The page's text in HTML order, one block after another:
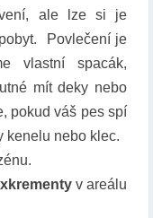
ale lze si je
Povlečení je
vlastní spacák,
mít deky nebo
pokud váš pes spí
kenelu nebo klec.
v areálu